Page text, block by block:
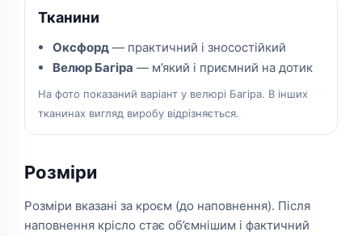
Тканини
Оксфорд — практичний і зносостійкий
Велюр Багіра — м’який і приємний на дотик
На фото показаний варіант у велюрі Багіра. В інших
тканинах вигляд виробу відрізняється.
Розміри
Розміри вказані за кроєм (до наповнення). Після
наповнення крісло стає об’ємнішим і фактичний